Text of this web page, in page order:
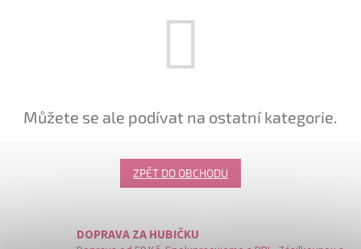
Můžete se ale podívat na ostatní kategorie.
ZPĚT DO OBCHODU
DOPRAVA ZA HUBIČKU